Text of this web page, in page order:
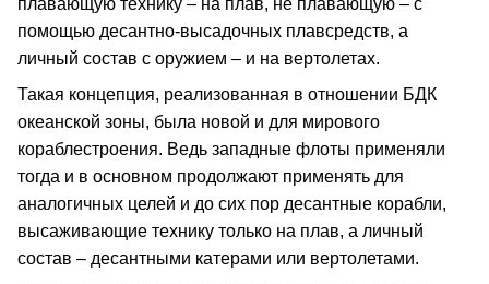
плавающую технику – на плав, не плавающую – с
помощью десантно-высадочных плавсредств, а
личный состав с оружием – и на вертолетах.
Такая концепция, реализованная в отношении БДК
океанской зоны, была новой и для мирового
кораблестроения. Ведь западные флоты применяли
тогда и в основном продолжают применять для
аналогичных целей и до сих пор десантные корабли,
высаживающие технику только на плав, а личный
состав – десантными катерами или вертолетами.